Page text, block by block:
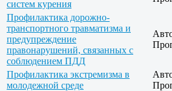
систем курения
Профилактика дорожно-
транспортного травматизма и
предупреждение
правонарушений, связанных с
соблюдением ПДД
Профилактика экстремизма в
молодежной среде